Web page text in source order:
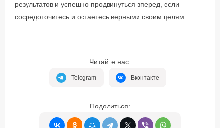
результатов и успешно продвинуться вперед, если
сосредоточитесь и остаетесь верными своим целям.
Читайте нас:
Telegram Вконтакте
Поделиться: